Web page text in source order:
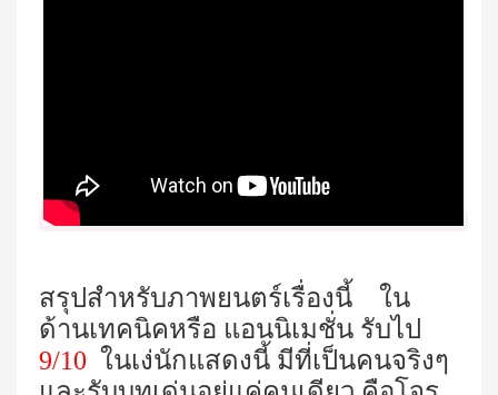
สรุปสำหรับภาพยนตร์เรื่องนี้ ใน
ด้านเทคนิคหรือ แอนนิเมชั่น รับไป
9/10 ในเง่นักแสดงนี้ มีที่เป็นคนจริงๆ